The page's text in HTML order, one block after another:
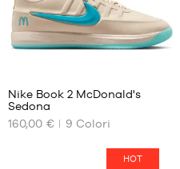
40.5
41
43
44
44.5
I
NOSTRI
Nike Book 2 McDonald's
Sedona
160,00 €
9 Colori
HOT